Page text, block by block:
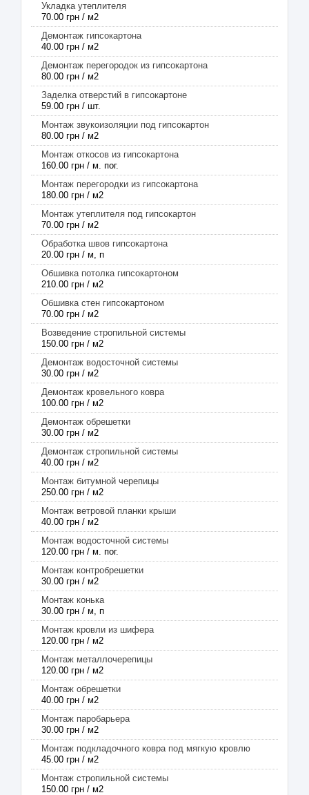
Укладка утеплителя
70.00 грн / м2
Демонтаж гипсокартона
40.00 грн / м2
Демонтаж перегородок из гипсокартона
80.00 грн / м2
Заделка отверстий в гипсокартоне
59.00 грн / шт.
Монтаж звукоизоляции под гипсокартон
80.00 грн / м2
Монтаж откосов из гипсокартона
160.00 грн / м. пог.
Монтаж перегородки из гипсокартона
180.00 грн / м2
Монтаж утеплителя под гипсокартон
70.00 грн / м2
Обработка швов гипсокартона
20.00 грн / м, п
Обшивка потолка гипсокартоном
210.00 грн / м2
Обшивка стен гипсокартоном
70.00 грн / м2
Возведение стропильной системы
150.00 грн / м2
Демонтаж водосточной системы
30.00 грн / м2
Демонтаж кровельного ковра
100.00 грн / м2
Демонтаж обрешетки
30.00 грн / м2
Демонтаж стропильной системы
40.00 грн / м2
Монтаж битумной черепицы
250.00 грн / м2
Монтаж ветровой планки крыши
40.00 грн / м2
Монтаж водосточной системы
120.00 грн / м. пог.
Монтаж контробрешетки
30.00 грн / м2
Монтаж конька
30.00 грн / м, п
Монтаж кровли из шифера
120.00 грн / м2
Монтаж металлочерепицы
120.00 грн / м2
Монтаж обрешетки
40.00 грн / м2
Монтаж паробарьера
30.00 грн / м2
Монтаж подкладочного ковра под мягкую кровлю
45.00 грн / м2
Монтаж стропильной системы
150.00 грн / м2